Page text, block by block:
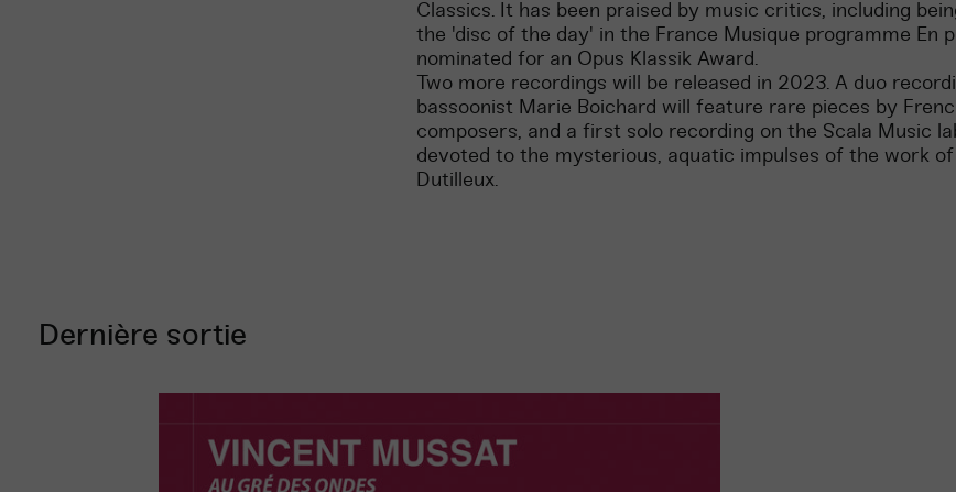
Classics. It has been praised by music critics, including
the 'disc of the day' in the France Musique programme En
nominated for an Opus Klassik Award.
Two more recordings will be released in 2023. A duo
bassoonist Marie Boichard will feature rare pieces by
composers, and a first solo recording on the Scala Music
devoted to the mysterious, aquatic impulses of the work of
Dutilleux.
Dernière sortie